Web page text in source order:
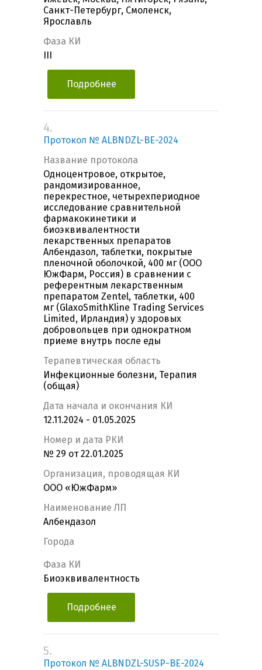
Санкт-Петербург, Смоленск,
Ярославль
Фаза КИ
Подробнее
4.
Протокол № ALBNDZL-BE-2024
Название протокола
Одноцентровое, открытое,
рандомизированное,
перекрестное, четырехпериодное
исследование сравнительной
фармакокинетики и
биоэквивалентности
лекарственных препаратов
Албендазол, таблетки, покрытые
пленочной оболочкой, 400 мг (ООО
ЮжФарм, Россия) в сравнении с
референтным лекарственным
препаратом Zentel, таблетки, 400
мг (GlaxoSmithKline Trading Services
Limited, Ирландия) у здоровых
добровольцев при однократном
приеме внутрь после еды
Терапевтическая область
Инфекционные болезни, Терапия
(общая)
Дата начала и окончания КИ
12.11.2024 - 01.05.2025
Номер и дата РКИ
№ 29 от 22.01.2025
Организация, проводящая КИ
ООО «ЮжФарм»
Наименование ЛП
Албендазол
Города
Фаза КИ
Биоэквивалентность
Подробнее
5.
Протокол № ALBNDZL-SUSP-BE-2024